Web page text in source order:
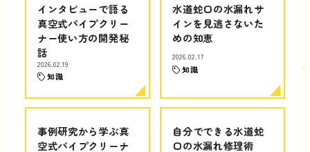
インタビューで語る
真空式パイプクリー
ナー使い方の開発秘
話
2026.02.19
知識
水道蛇口の水漏れサ
インを見逃さないた
めの知恵
2026.02.17
知識
事例研究から学ぶ真
空式パイプクリーナ
自分でできる水道蛇
口の水漏れ修理術